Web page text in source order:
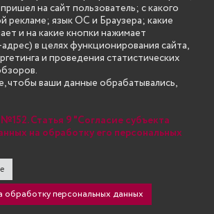
владельцам и предназначены только для ознакомления.
сайте никаким образом не претендует на обозначение
на данные материалы. Авторы не несут ответственности
использования их в целях, запрещенных Уголовным
Федерации. Если вы соглашаетесь с указанными
приступить к просмотру материалов. Иначе вы должны
сайт. Все материалы, размещенные на сайте, взяты с
источников. Если Вы являетесь правообладателем
размещённого на этом сайте, и не хотели бы чтобы данная
без Вашего на то согласия, то мы будем рады
удалив соответствующие страницы. Для этого достаточно,
письмо (в электронном виде) с E-mail официального
необходимо удалить.
бюджетное образовательное учреждение
"Нижегородский государственный инженерно-
(Княгининский университет) 2002 - 2026
на сайт пользователь; с какого
рекламе; язык ОС и Браузера; какие
и на какие кнопки нажимает
в целях функционирования сайта,
и проведения статистических
чтобы ваши данные обрабатывались,
Статья 9 "Согласие субъекта
на обработку его персональных
обработку персональных данных